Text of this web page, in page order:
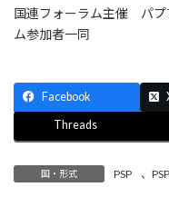
国連フォーラム主催 パプ
ム参加者一同
Facebook
Threads
国・形式 PSP 、